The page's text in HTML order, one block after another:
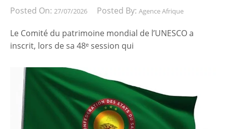
Posted On: 27/07/2026 Posted By: Agence Afrique
Le Comité du patrimoine mondial de l’UNESCO a
inscrit, lors de sa 48ᵉ session qui